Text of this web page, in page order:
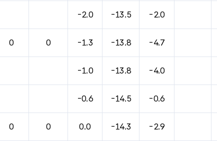
-2.0 -13.5 -2.0
0 0 -1.3 -13.8 -4.7
-1.0 -13.8 -4.0
-0.6 -14.5 -0.6
0 0 0.0 -14.3 -2.9